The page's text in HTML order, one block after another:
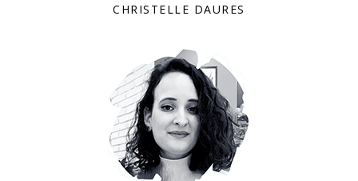
CHRISTELLE DAURES